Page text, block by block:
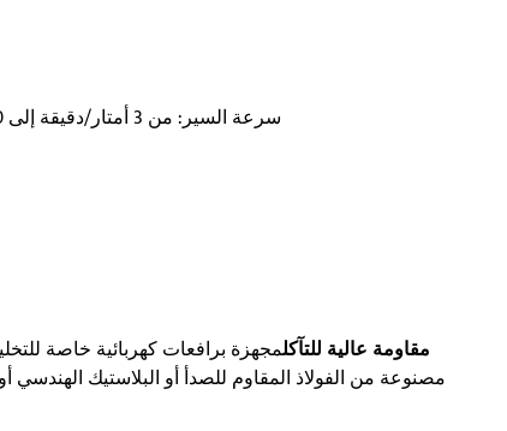
سرعة السير: من 3 أمتار/دقيقة إلى 30 مترًا/دقيقة، ومن 4 أمتار/دقيقة إلى 40 مترًا/دقيقة
مقاومة عالية للتآكلمجهزة برافعات كهربائية خاصة
مصنوعة من الفولاذ المقاوم للصدأ أو البلاستيك